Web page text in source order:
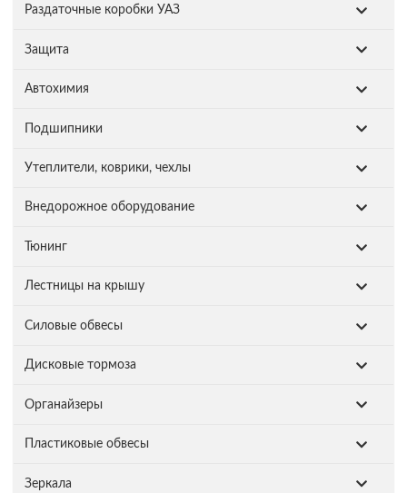
Раздаточные коробки УАЗ
Защита
Автохимия
Подшипники
Утеплители, коврики, чехлы
Внедорожное оборудование
Тюнинг
Лестницы на крышу
Силовые обвесы
Дисковые тормоза
Органайзеры
Пластиковые обвесы
Зеркала